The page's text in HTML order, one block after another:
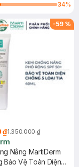
34%
-59 %
₫1.350.000 ₫
Nắng MartiDerm
Bảo Vệ Toàn Diện